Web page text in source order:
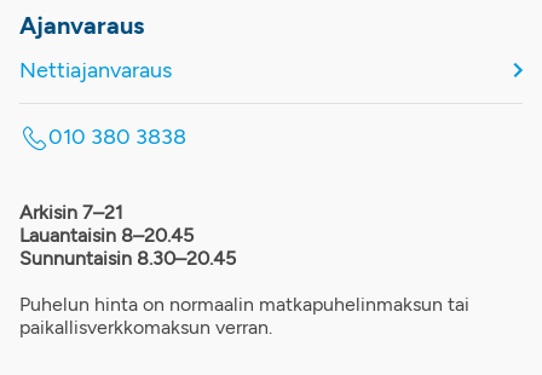
Ajanvaraus
Nettiajanvaraus
010 380 3838
Arkisin 7–21
Lauantaisin 8–20.45
Sunnuntaisin 8.30–20.45
Puhelun hinta on normaalin matkapuhelinmaksun tai
paikallisverkkomaksun verran.